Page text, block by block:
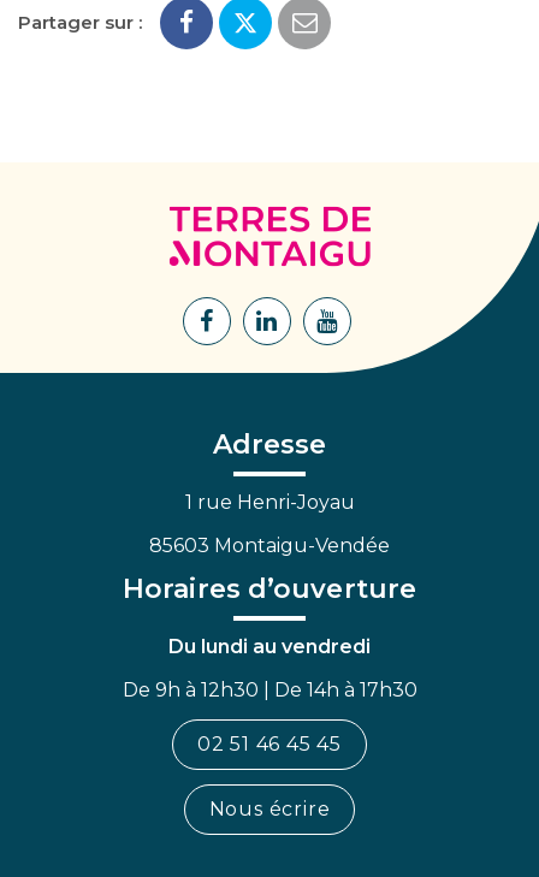
Partager sur :
Terres
de
Montaigu
Lien
Facebook
Lien
Lien
Adresse
1 rue Henri-Joyau
85603 Montaigu-Vendée
Horaires d’ouverture
Du lundi au vendredi
De 9h à 12h30 | De 14h à 17h30
02 51 46 45 45
Nous écrire